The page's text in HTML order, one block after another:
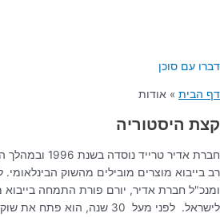
דברו עם סוכן
דף הבית » אודות
קצת היסטוריה
חברת אדיר טרייד
רב בייבוא מוצרים מובילים מהשוק הבינלאומי.
ומנכ"ל חברת אדיר, יורם פורת התמחה בייבוא
לישראל. לפני מעל
30 שנה, הוא פתח את